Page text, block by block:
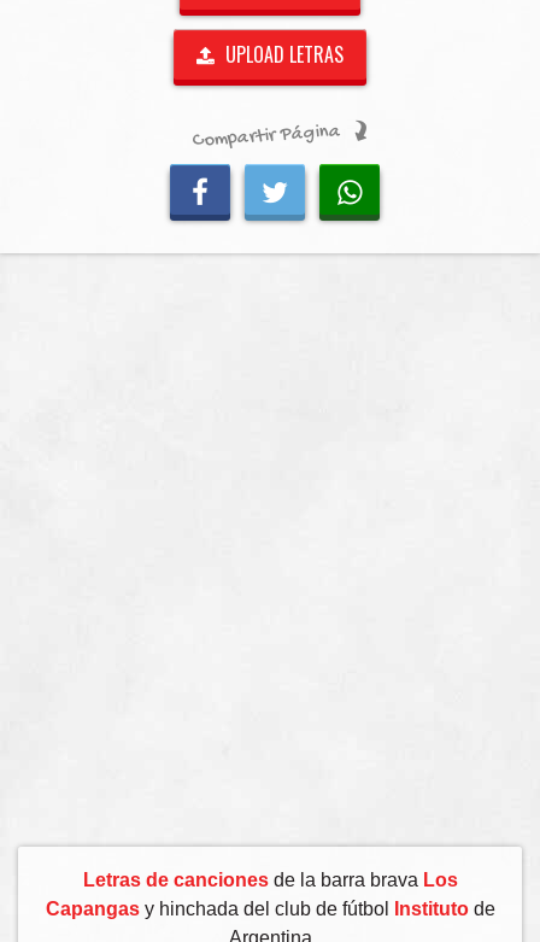
UPLOAD LETRAS
Compartir Página
Letras de cancionesde la barra brava Los
Capangasy hinchada del club de fútbol Institutode
Argentina